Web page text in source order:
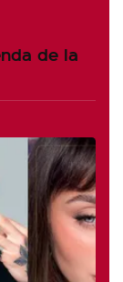
de la